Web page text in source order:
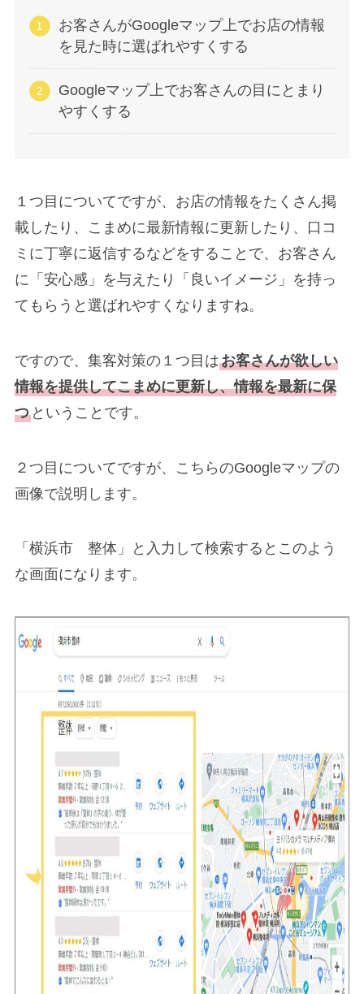
お客さんがGoogleマップ上でお店の情報
を見た時に選ばれやすくする
Googleマップ上でお客さんの目にとまり
やすくする
１つ目についてですが、お店の情報をたくさん掲
載したり、こまめに最新情報に更新したり、口コ
ミに丁寧に返信するなどをすることで、お客さん
に「安心感」を与えたり「良いイメージ」を持っ
てもらうと選ばれやすくなりますね。
ですので、集客対策の１つ目はお客さんが欲しい
情報を提供してこまめに更新し、情報を最新に保
つということです。
２つ目についてですが、こちらのGoogleマップの
画像で説明します。
「横浜市 整体」と入力して検索するとこのよう
な画面になります。